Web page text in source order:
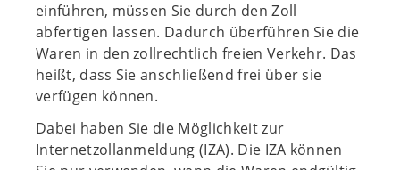
einführen, müssen Sie durch den Zoll
abfertigen lassen. Dadurch überführen Sie die
Waren in den zollrechtlich freien Verkehr. Das
heißt, dass Sie anschließend frei über sie
verfügen können.
Dabei haben Sie die Möglichkeit zur
Internetzollanmeldung (IZA). Die IZA können